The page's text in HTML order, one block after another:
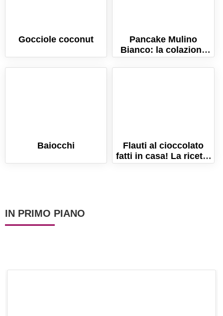
Gocciole coconut
Pancake Mulino
Bianco: la colazione
soffice pronta da
gustare!
Baiocchi
Flauti al cioccolato
fatti in casa! La ricetta
facile per una
IN PRIMO PIANO